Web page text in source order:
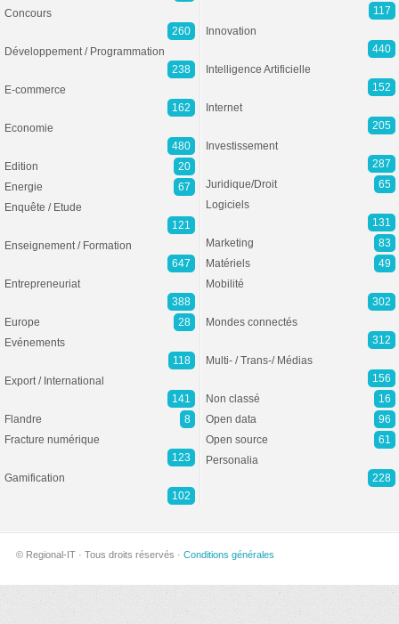
Concours
260
Développement / Programmation
238
E-commerce
162
Economie
480
Edition
20
Energie
67
Enquête / Etude
121
Enseignement / Formation
647
Entrepreneuriat
388
Europe
28
Evénements
118
Export / International
141
Flandre
8
Fracture numérique
123
Gamification
102
117
Innovation
440
Intelligence Artificielle
152
Internet
205
Investissement
287
Juridique/Droit
65
Logiciels
131
Marketing
83
Matériels
49
Mobilité
302
Mondes connectés
312
Multi- / Trans-/ Médias
156
Non classé
16
Open data
96
Open source
61
Personalia
228
© Regional-IT · Tous droits réservés · Conditions générales